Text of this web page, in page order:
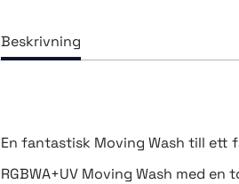
En fantastisk Moving Wash till ett
RGBWA+UV Moving Wash med